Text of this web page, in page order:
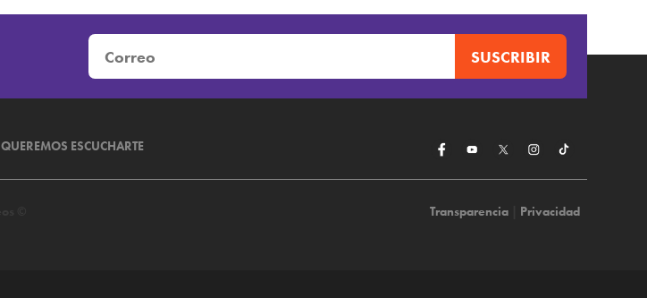
QUEREMOS ESCUCHARTE
Transparencia| Privacidad